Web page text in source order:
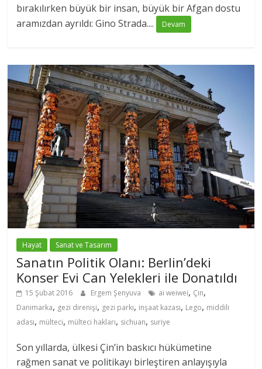
bırakılırken büyük bir insan, büyük bir Afgan dostu
aramızdan ayrıldı: Gino Strada....
Devam
Hayat Sanat ve Tasarım
Sanatın Politik Olanı: Berlin’deki
Konser Evi Can Yelekleri ile Donatıldı
15 Şubat 2016 Ergem Şenyuva ai weiwei, Çin,
Danimarka, gezi direnişi, gezi parkı, inşaat kazası, Lego, middili
adası, mülteci, mülteci hakları, sichuan, suriye
Son yıllarda, ülkesi Çin’in baskıcı hükümetine
rağmen sanat ve politikayı birleştiren anlayışıyla